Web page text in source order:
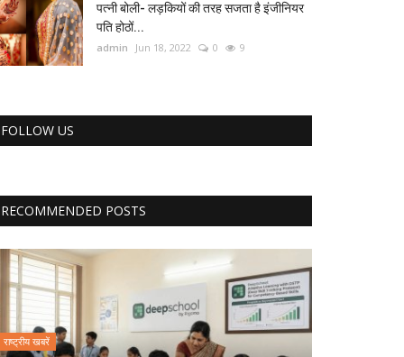
पत्नी बोली- लड़कियों की तरह सजता है इंजीनियर
पति होठों...
admin Jun 18, 2022 0 9
FOLLOW US
RECOMMENDED POSTS
राष्ट्रीय खबरें